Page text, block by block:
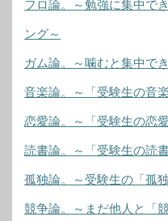
フロ論。～勉強に集中で
ング～
ガム論。～噛むと集中で
音楽論。～「受験生の音
恋愛論。～「受験生の恋
読書論。～「受験生の読
孤独論。～受験生の「孤
競争論。～まだ他人と「